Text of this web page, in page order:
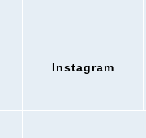
Instagram